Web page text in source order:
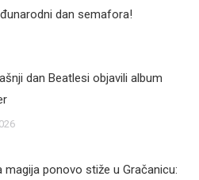
dan semafora!
dan Beatlesi objavili album
magija ponovo stiže u Gračanicu: